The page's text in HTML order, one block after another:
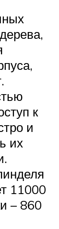
к
и
их
11000
– 860